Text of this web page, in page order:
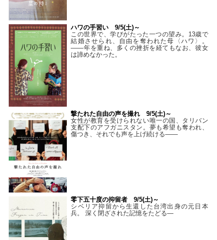
ハワの手習い 9/5(土)～
この世界で、学びがたった一つの望み。13歳で
結婚させられ、自由を奪われた母〈ハワ〉。
——年を重ね、多くの挫折を経てもなお、彼女
は諦めなかった。
撃たれた自由の声を撮れ 9/5(土)～
女性が教育を受けられない唯一の国、タリバン
支配下のアフガニスタン。夢も希望も奪われ、
傷つき、それでも声を上げ続ける——
零下五十度の抑留者 9/5(土)～
シベリア抑留から生還した台湾出身の元日本
兵。 深く閉ざされた記憶をたどる—